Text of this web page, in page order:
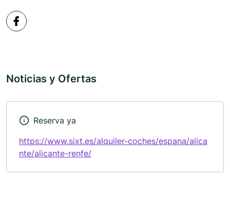
Noticias y Ofertas
Reserva ya
https://www.sixt.es/alquiler-coches/espana/alica
nte/alicante-renfe/